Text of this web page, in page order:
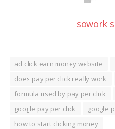
sowork
ad click earn money website
does pay per click really work
formula used by pay per click
google pay per click
google
how to start clicking money